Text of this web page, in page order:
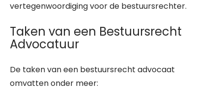
vertegenwoordiging voor de bestuursrechter.
Taken van een Bestuursrecht
Advocatuur
De taken van een bestuursrecht advocaat
omvatten onder meer: